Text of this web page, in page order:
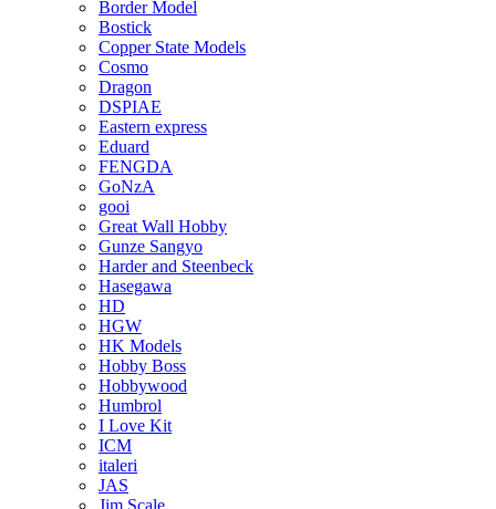
Border Model
Bostick
Copper State Models
Cosmo
Dragon
DSPIAE
Eastern express
Eduard
FENGDA
GoNzA
gooi
Great Wall Hobby
Gunze Sangyo
Harder and Steenbeck
Hasegawa
HD
HGW
HK Models
Hobby Boss
Hobbywood
Humbrol
I Love Kit
ICM
italeri
JAS
Jim Scale